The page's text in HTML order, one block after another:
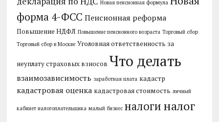
Новая пенсионная формула
форма 4-ФСС Пенсионная реформа
Повышение НДФЛ Повышение пенсионного возраста Торговый сбор
Торговый сбор в Москве Уголовная ответственность за
неуплату страховых взносов Что делать
взаимозависимость заработная плата кадастр
кадастровая оценка кадастровая стоимость личный
кабинет налогоплательщика малый бизнес налоги налог